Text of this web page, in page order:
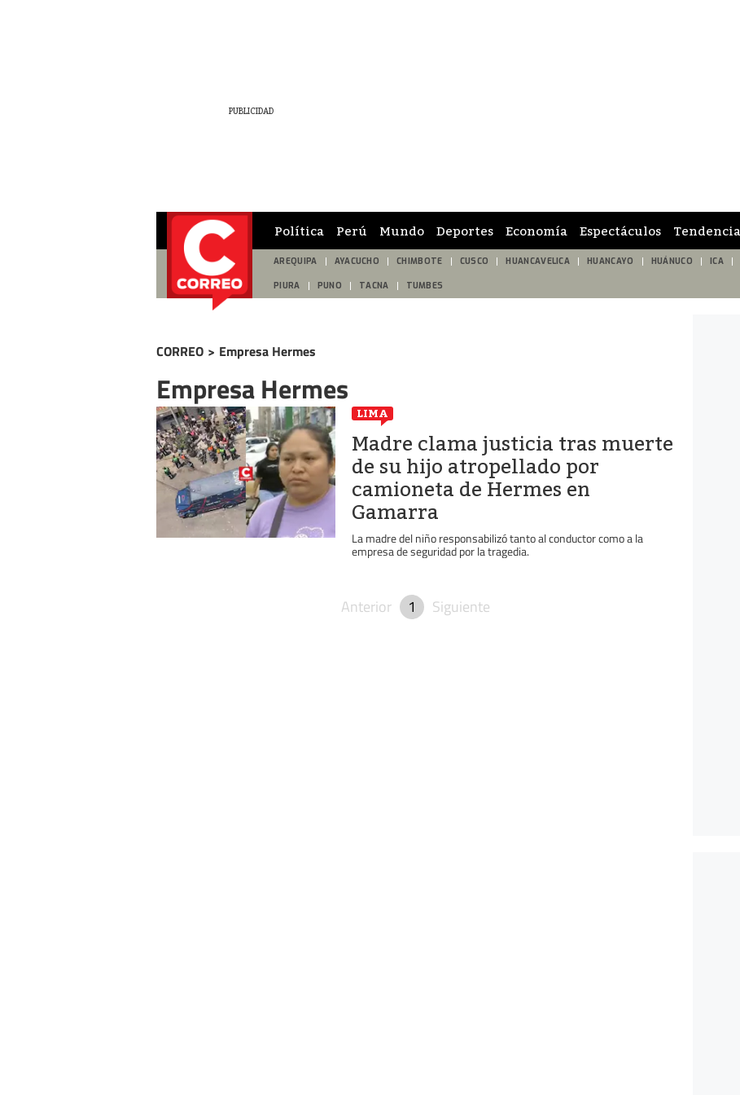
Política Perú Mundo Deportes Economía Espectáculos Tendencia
AREQUIPA AYACUCHO CHIMBOTE CUSCO HUANCAVELICA HUANCAYO HUÁNUCO ICA
PIURA PUNO TACNA TUMBES
CORREO > Empresa Hermes
Empresa Hermes
LIMA
Madre clama justicia tras muerte
de su hijo atropellado por
camioneta de Hermes en
Gamarra
La madre del niño responsabilizó tanto al conductor como a la
empresa de seguridad por la tragedia.
Anterior 1 Siguiente